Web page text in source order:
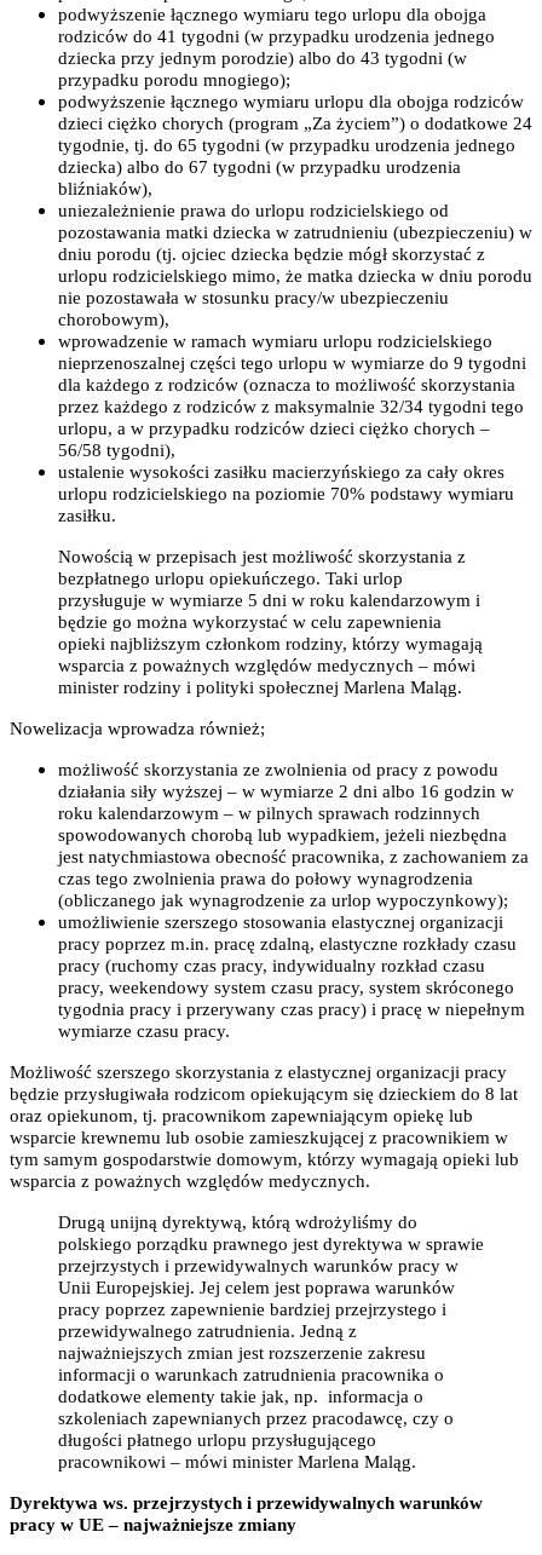
podwyższenie łącznego wymiaru tego urlopu dla obojga
rodziców do 41 tygodni (w przypadku urodzenia jednego
dziecka przy jednym porodzie) albo do 43 tygodni (w
przypadku porodu mnogiego);
podwyższenie łącznego wymiaru urlopu dla obojga rodziców
dzieci ciężko chorych (program „Za życiem”) o dodatkowe 24
tygodnie, tj. do 65 tygodni (w przypadku urodzenia jednego
dziecka) albo do 67 tygodni (w przypadku urodzenia
bliźniaków),
uniezależnienie prawa do urlopu rodzicielskiego od
pozostawania matki dziecka w zatrudnieniu (ubezpieczeniu) w
dniu porodu (tj. ojciec dziecka będzie mógł skorzystać z
urlopu rodzicielskiego mimo, że matka dziecka w dniu porodu
nie pozostawała w stosunku pracy/w ubezpieczeniu
chorobowym),
wprowadzenie w ramach wymiaru urlopu rodzicielskiego
nieprzenoszalnej części tego urlopu w wymiarze do 9 tygodni
dla każdego z rodziców (oznacza to możliwość skorzystania
przez każdego z rodziców z maksymalnie 32/34 tygodni tego
urlopu, a w przypadku rodziców dzieci ciężko chorych –
56/58 tygodni),
ustalenie wysokości zasiłku macierzyńskiego za cały okres
urlopu rodzicielskiego na poziomie 70% podstawy wymiaru
zasiłku.
Nowością w przepisach jest możliwość skorzystania z
bezpłatnego urlopu opiekuńczego. Taki urlop
przysługuje w wymiarze 5 dni w roku kalendarzowym i
będzie go można wykorzystać w celu zapewnienia
opieki najbliższym członkom rodziny, którzy wymagają
wsparcia z poważnych względów medycznych – mówi
minister rodziny i polityki społecznej Marlena Maląg.
Nowelizacja wprowadza również;
możliwość skorzystania ze zwolnienia od pracy z powodu
działania siły wyższej – w wymiarze 2 dni albo 16 godzin w
roku kalendarzowym – w pilnych sprawach rodzinnych
spowodowanych chorobą lub wypadkiem, jeżeli niezbędna
jest natychmiastowa obecność pracownika, z zachowaniem za
czas tego zwolnienia prawa do połowy wynagrodzenia
(obliczanego jak wynagrodzenie za urlop wypoczynkowy);
umożliwienie szerszego stosowania elastycznej organizacji
pracy poprzez m.in. pracę zdalną, elastyczne rozkłady czasu
pracy (ruchomy czas pracy, indywidualny rozkład czasu
pracy, weekendowy system czasu pracy, system skróconego
tygodnia pracy i przerywany czas pracy) i pracę w niepełnym
wymiarze czasu pracy.
Możliwość szerszego skorzystania z elastycznej organizacji pracy
będzie przysługiwała rodzicom opiekującym się dzieckiem do 8 lat
oraz opiekunom, tj. pracownikom zapewniającym opiekę lub
wsparcie krewnemu lub osobie zamieszkującej z pracownikiem w
tym samym gospodarstwie domowym, którzy wymagają opieki lub
wsparcia z poważnych względów medycznych.
Drugą unijną dyrektywą, którą wdrożyliśmy do
polskiego porządku prawnego jest dyrektywa w sprawie
przejrzystych i przewidywalnych warunków pracy w
Unii Europejskiej. Jej celem jest poprawa warunków
pracy poprzez zapewnienie bardziej przejrzystego i
przewidywalnego zatrudnienia. Jedną z
najważniejszych zmian jest rozszerzenie zakresu
informacji o warunkach zatrudnienia pracownika o
dodatkowe elementy takie jak, np. informacja o
szkoleniach zapewnianych przez pracodawcę, czy o
długości płatnego urlopu przysługującego
pracownikowi – mówi minister Marlena Maląg.
Dyrektywa ws. przejrzystych i przewidywalnych warunków
pracy w UE – najważniejsze zmiany